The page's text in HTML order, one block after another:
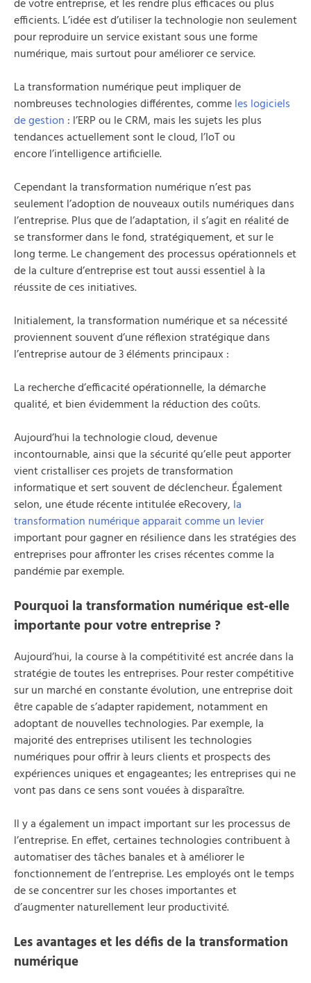
de votre entreprise, et les rendre plus efficaces ou plus
efficients. L’idée est d’utiliser la technologie non seulement
pour reproduire un service existant sous une forme
numérique, mais surtout pour améliorer ce service.
La transformation numérique peut impliquer de
nombreuses technologies différentes, commeles logiciels
de gestion : l’ERP ou le CRM, mais les sujets les plus
tendances actuellement sont le cloud, l’IoT ou
encore l’intelligence artificielle.
Cependant la transformation numérique n’est pas
seulement l’adoption de nouveaux outils numériques dans
l’entreprise. Plus que de l’adaptation, il s’agit en réalité de
se transformer dans le fond, stratégiquement, et sur le
long terme. Le changement des processus opérationnels et
de la culture d’entreprise est tout aussi essentiel à la
réussite de ces initiatives.
Initialement, la transformation numérique et sa nécessité
proviennent souvent d’une réflexion stratégique dans
l’entreprise autour de 3 éléments principaux :
La recherche d’efficacité opérationnelle, la démarche
qualité, et bien évidemment la réduction des coûts.
Aujourd’hui la technologie cloud, devenue
incontournable, ainsi que la sécurité qu’elle peut apporter
vient cristalliser ces projets de transformation
informatique et sert souvent de déclencheur. Également
selon, une étude récente intitulée eRecovery, la
transformation numérique apparait comme un levier
important pour gagner en résilience dans les stratégies des
entreprises pour affronter les crises récentes comme la
pandémie par exemple.
Pourquoi la transformation numérique est-elle
importante pour votre entreprise ?
Aujourd’hui, la course à la compétitivité est ancrée dans la
stratégie de toutes les entreprises. Pour rester compétitive
sur un marché en constante évolution, une entreprise doit
être capable de s’adapter rapidement, notamment en
adoptant de nouvelles technologies. Par exemple, la
majorité des entreprises utilisent les technologies
numériques pour offrir à leurs clients et prospects des
expériences uniques et engageantes; les entreprises qui ne
vont pas dans ce sens sont vouées à disparaître.
Il y a également un impact important sur les processus de
l’entreprise. En effet, certaines technologies contribuent à
automatiser des tâches banales et à améliorer le
fonctionnement de l’entreprise. Les employés ont le temps
de se concentrer sur les choses importantes et
d’augmenter naturellement leur productivité.
Les avantages et les défis de la transformation
numérique